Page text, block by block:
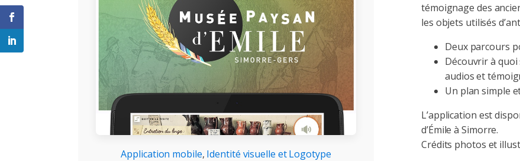
Application mobile, Identité visuelle et Logotype
témoignage des
les objets utilisés
Deux parcours
Découvrir à
audios et
Un plan simple
L’application est
d’Émile à Simorre.
Crédits photos et